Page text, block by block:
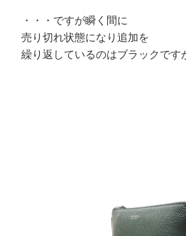
・・・ですが瞬く間に
売り切れ状態になり追加を
繰り返しているのはブラックです